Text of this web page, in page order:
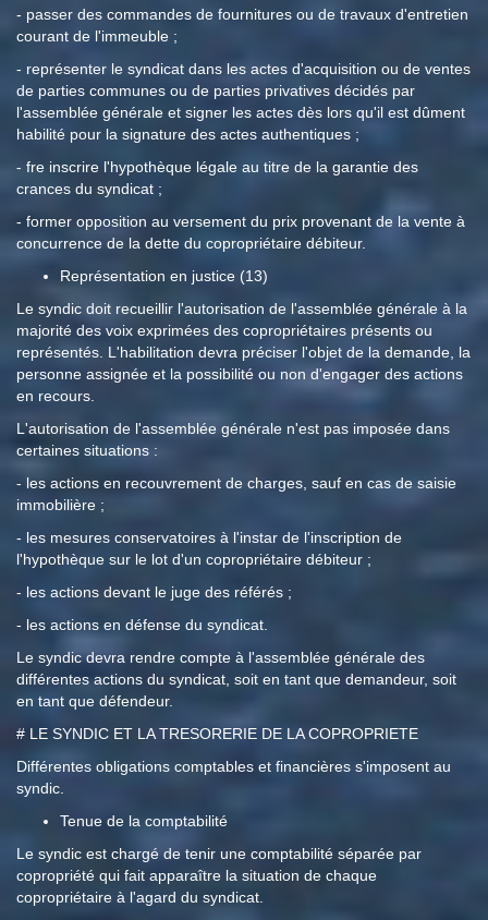
- passer des commandes de fournitures ou de travaux d'entretien
courant de l'immeuble ;
- représenter le syndicat dans les actes d'acquisition ou de ventes
de parties communes ou de parties privatives décidés par
l'assemblée générale et signer les actes dès lors qu'il est dûment
habilité pour la signature des actes authentiques ;
- fre inscrire l'hypothèque légale au titre de la garantie des
crances du syndicat ;
- former opposition au versement du prix provenant de la vente à
concurrence de la dette du copropriétaire débiteur.
Représentation en justice (13)
Le syndic doit recueillir l'autorisation de l'assemblée générale à la
majorité des voix exprimées des copropriétaires présents ou
représentés. L'habilitation devra préciser l'objet de la demande, la
personne assignée et la possibilité ou non d'engager des actions
en recours.
L'autorisation de l'assemblée générale n'est pas imposée dans
certaines situations :
- les actions en recouvrement de charges, sauf en cas de saisie
immobilière ;
- les mesures conservatoires à l'instar de l'inscription de
l'hypothèque sur le lot d'un copropriétaire débiteur ;
- les actions devant le juge des référés ;
- les actions en défense du syndicat.
Le syndic devra rendre compte à l'assemblée générale des
différentes actions du syndicat, soit en tant que demandeur, soit
en tant que défendeur.
# LE SYNDIC ET LA TRESORERIE DE LA COPROPRIETE
Différentes obligations comptables et financières s'imposent au
syndic.
Tenue de la comptabilité
Le syndic est chargé de tenir une comptabilité séparée par
copropriété qui fait apparaître la situation de chaque
copropriétaire à l'agard du syndicat.